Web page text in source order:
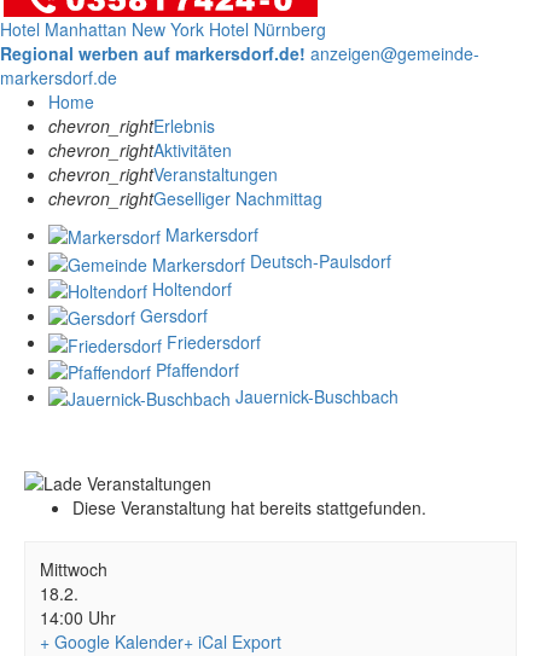
Hotel Manhattan New York Hotel Nürnberg
Regional werben auf markersdorf.de! anzeigen@gemeinde-
markersdorf.de
Home
chevron_rightErlebnis
chevron_rightAktivitäten
chevron_rightVeranstaltungen
chevron_rightGeselliger Nachmittag
Markersdorf
Deutsch-Paulsdorf
Holtendorf
Gersdorf
Friedersdorf
Pfaffendorf
Jauernick-Buschbach
Diese Veranstaltung hat bereits stattgefunden.
Mittwoch
18.2.
14:00 Uhr
+ Google Kalender+ iCal Export